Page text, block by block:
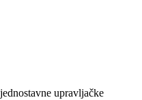
upravljačke